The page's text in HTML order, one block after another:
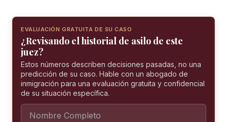
EVALUACIÓN GRATUITA DE SU CASO
¿Revisando el historial de asilo de este
juez?
Estos números describen decisiones pasadas, no una
predicción de su caso. Hable con un abogado de
inmigración para una evaluación gratuita y confidencial
de su situación específica.